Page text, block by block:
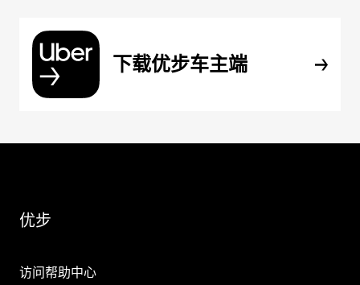
下载优步车主端
优步
访问帮助中心